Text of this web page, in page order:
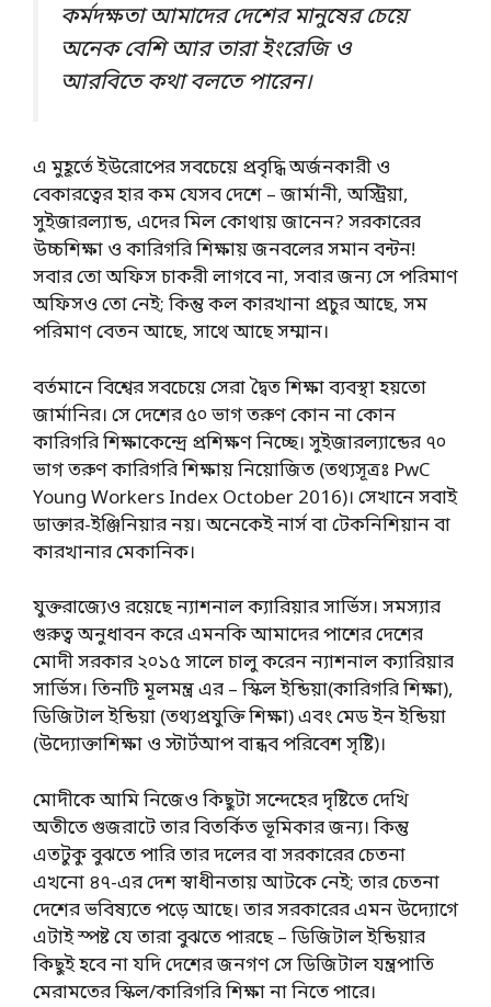
কর্মদক্ষতা আমাদের দেশের মানুষের চেয়ে
অনেক বেশি আর তারা ইংরেজি ও
আরবিতে কথা বলতে পারেন।
এ মুহূর্তে ইউরোপের সবচেয়ে প্রবৃদ্ধি অর্জনকারী ও
বেকারত্বের হার কম যেসব দেশে – জার্মানী, অস্ট্রিয়া,
সুইজারল্যান্ড, এদের মিল কোথায় জানেন? সরকারের
উচ্চশিক্ষা ও কারিগরি শিক্ষায় জনবলের সমান বন্টন!
সবার তো অফিস চাকরী লাগবে না, সবার জন্য সে পরিমাণ
অফিসও তো নেই; কিন্তু কল কারখানা প্রচুর আছে, সম
পরিমাণ বেতন আছে, সাথে আছে সম্মান।
বর্তমানে বিশ্বের সবচেয়ে সেরা দ্বৈত শিক্ষা ব্যবস্থা হয়তো
জার্মানির। সে দেশের ৫০ ভাগ তরুণ কোন না কোন
কারিগরি শিক্ষাকেন্দ্রে প্রশিক্ষণ নিচ্ছে। সুইজারল্যান্ডের ৭০
ভাগ তরুণ কারিগরি শিক্ষায় নিয়োজিত (তথ্যসূত্রঃ PwC
Young Workers Index October 2016)। সেখানে সবাই
ডাক্তার-ইঞ্জিনিয়ার নয়। অনেকেই নার্স বা টেকনিশিয়ান বা
কারখানার মেকানিক।
যুক্তরাজ্যেও রয়েছে ন্যাশনাল ক্যারিয়ার সার্ভিস। সমস্যার
গুরুত্ব অনুধাবন করে এমনকি আমাদের পাশের দেশের
মোদী সরকার ২০১৫ সালে চালু করেন ন্যাশনাল ক্যারিয়ার
সার্ভিস। তিনটি মূলমন্ত্র এর – স্কিল ইন্ডিয়া(কারিগরি শিক্ষা),
ডিজিটাল ইন্ডিয়া (তথ্যপ্রযুক্তি শিক্ষা) এবং মেড ইন ইন্ডিয়া
(উদ্যোক্তাশিক্ষা ও স্টার্টআপ বান্ধব পরিবেশ সৃষ্টি)।
মোদীকে আমি নিজেও কিছুটা সন্দেহের দৃষ্টিতে দেখি
অতীতে গুজরাটে তার বিতর্কিত ভূমিকার জন্য। কিন্তু
এতটুকু বুঝতে পারি তার দলের বা সরকারের চেতনা
এখনো ৪৭-এর দেশ স্বাধীনতায় আটকে নেই; তার চেতনা
দেশের ভবিষ্যতে পড়ে আছে। তার সরকারের এমন উদ্যোগে
এটাই স্পষ্ট যে তারা বুঝতে পারছে – ডিজিটাল ইন্ডিয়ার
কিছুই হবে না যদি দেশের জনগণ সে ডিজিটাল যন্ত্রপাতি
মেরামতের স্কিল/কারিগরি শিক্ষা না নিতে পারে।